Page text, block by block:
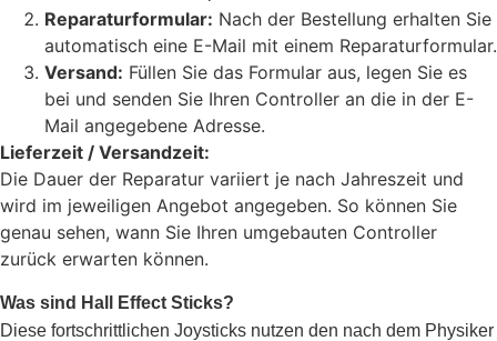
Reparaturformular: Nach der Bestellung erhalten Sie
automatisch eine E-Mail mit einem Reparaturformular.
Versand: Füllen Sie das Formular aus, legen Sie es
bei und senden Sie Ihren Controller an die in der E-
Mail angegebene Adresse.
Lieferzeit / Versandzeit:
Die Dauer der Reparatur variiert je nach Jahreszeit und
wird im jeweiligen Angebot angegeben. So können Sie
genau sehen, wann Sie Ihren umgebauten Controller
zurück erwarten können.
Was sind Hall Effect Sticks?
Diese fortschrittlichen Joysticks nutzen den nach dem Physiker